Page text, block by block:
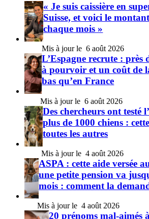
« Je suis caissière en
Suisse, et voici le
chaque mois »
6 août 2026
L’Espagne recrute : près
à pourvoir et un coût de
bas qu’en France
6 août 2026
Des chercheurs ont testé
plus de 1000 chiens :
toutes les autres
4 août 2026
ASPA : cette aide versée
une petite pension va
mois : comment la
4 août 2026
20 prénoms mal-aimés